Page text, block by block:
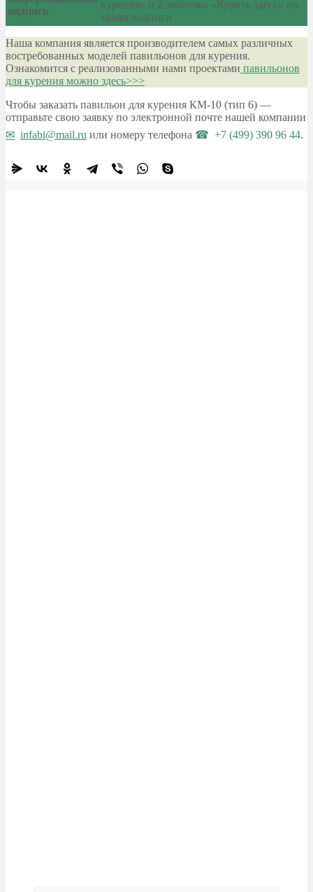
надпись
курения» и 2 эмблемы «Курить здесь» по
краям надписи
Наша компания является производителем самых различных
востребованных моделей павильонов для курения.
Ознакомится с реализованными нами проектами павильонов
для курения можно здесь>>>
Чтобы заказать павильон для курения КМ-10 (тип 6) —
отправьте свою заявку по электронной почте нашей компании
infabi@mail.ru или номеру телефона +7 (499) 390 96 44.